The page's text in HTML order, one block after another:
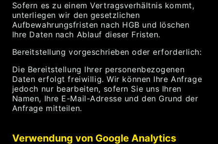
Sofern es zu einem Vertragsverhältnis kommt,
unterliegen wir den gesetzlichen
Aufbewahrungsfristen nach HGB und löschen
Ihre Daten nach Ablauf dieser Fristen.
Bereitstellung vorgeschrieben oder erforderlich:
Die Bereitstellung Ihrer personenbezogenen
Daten erfolgt freiwillig. Wir können Ihre Anfrage
jedoch nur bearbeiten, sofern Sie uns Ihren
Namen, Ihre E-Mail-Adresse und den Grund der
Anfrage mitteilen.
Verwendung von Google Analytics